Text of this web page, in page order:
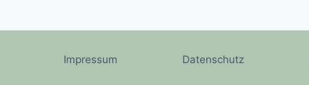
Impressum Datenschutz